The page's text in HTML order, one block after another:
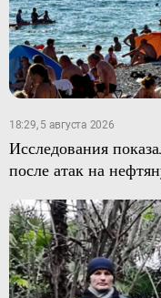
18:29, 5 августа 2026
Исследования
после атак на